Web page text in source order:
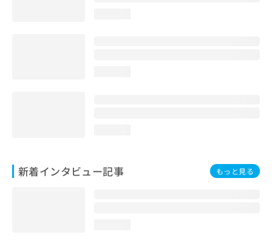
新着インタビュー記事 もっと見る